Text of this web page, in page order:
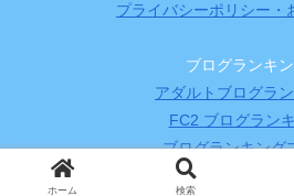
プライバシーポリシー・
ブログランキ
アダルトブログラ
FC2 ブログラン
ブログランキング
ホーム 検索